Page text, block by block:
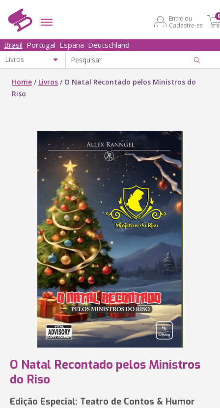
Entre ou
Cadastre-se
0
Brasil Portugal España Deutschland
Home / Livros / O Natal Recontado pelos Ministros do
Riso
O Natal Recontado pelos Ministros
do Riso
Edição Especial: Teatro de Contos & Humor